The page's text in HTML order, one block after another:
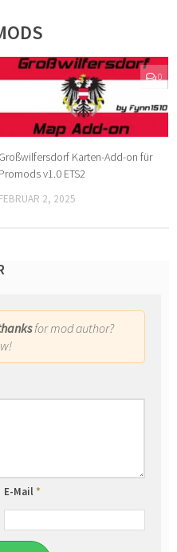
0
Großwilfersdorf Karten-Add-on für
Promods v1.0 ETS2
FEBRUAR 2, 2025
for mod author?
E-Mail*